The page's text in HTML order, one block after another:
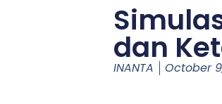
dan
INANTA October